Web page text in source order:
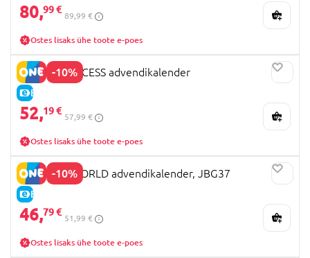
80,99 €
89,99 €
Ostes lisaks ühe toote e-poes
-10%
E-HIND
DISNEY PRINCESS advendikalender
52,19 €
57,99 €
Ostes lisaks ühe toote e-poes
-10%
E-HIND
JURASSIC WORLD advendikalender, JBG37
46,79 €
51,99 €
Ostes lisaks ühe toote e-poes